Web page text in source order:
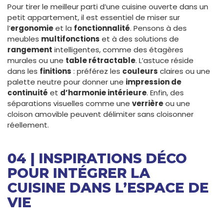
Pour tirer le meilleur parti d’une cuisine ouverte dans un
petit appartement, il est essentiel de miser sur
l’ergonomieet la fonctionnalité. Pensons à des
meubles multifonctions et à des solutions de
rangement intelligentes, comme des étagères
murales ou une table rétractable. L’astuce réside
dans les finitions : préférez les couleurs claires ou une
palette neutre pour donner une impression de
continuité et d’harmonie intérieure. Enfin, des
séparations visuelles comme une verrièreou une
cloison amovible peuvent délimiter sans cloisonner
réellement.
04 | INSPIRATIONS DÉCO
POUR INTÉGRER LA
CUISINE DANS L’ESPACE DE
VIE